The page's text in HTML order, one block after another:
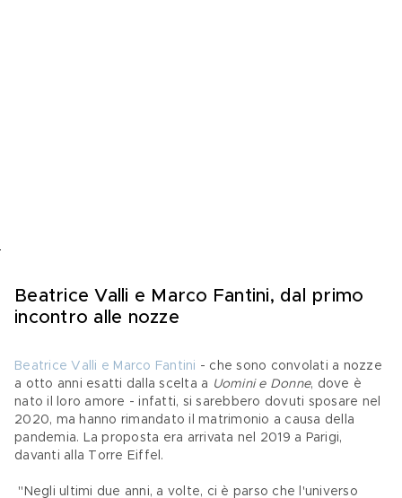
Beatrice Valli e Marco Fantini, dal primo
incontro alle nozze
Beatrice Valli e Marco Fantini - che sono convolati a nozze
a otto anni esatti dalla scelta a Uomini e Donne, dove è
nato il loro amore - infatti, si sarebbero dovuti sposare nel
2020, ma hanno rimandato il matrimonio a causa della
pandemia. La proposta era arrivata nel 2019 a Parigi,
davanti alla Torre Eiffel.